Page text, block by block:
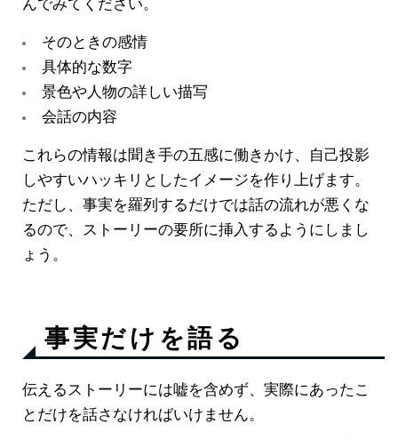
んでみてください。
そのときの感情
具体的な数字
景色や人物の詳しい描写
会話の内容
これらの情報は聞き手の五感に働きかけ、自己投影
しやすいハッキリとしたイメージを作り上げます。
ただし、事実を羅列するだけでは話の流れが悪くな
るので、ストーリーの要所に挿入するようにしまし
ょう。
事実だけを語る
伝えるストーリーには嘘を含めず、実際にあったこ
とだけを話さなければいけません。